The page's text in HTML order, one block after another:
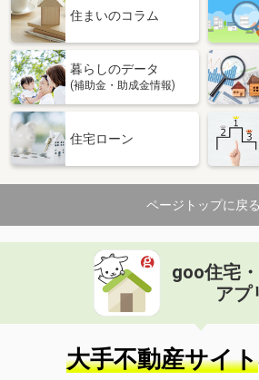
住まいのコラム
暮らしのデータ
(補助金・助成金情報)
住宅ローン
ページトップに戻る
goo住宅
アプ
大手不動産サイト